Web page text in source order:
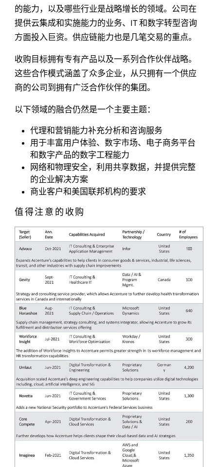
的能力，以及哪些行业是战略增长的领域。公司在
提供云集成和实施能力的业务、IT 和数字转型咨询
方面投入巨资。供应链能力也是几笔交易的重点。
收购目标拥有专有产品以及一系列合作伙伴战略。
这些合作模式涵盖了众多企业，从只拥有一个供应
商的公司到拥有广泛合作伙伴的集团。
以下领域的融合仍然是一个主要主题：
代理和营销能力补充分析和咨询服务
用于丰富用户体验、数字市场、电子商务平台
和数字产品的数字工程能力
网络和物理安全，利用共享数据，并提供完整
的企业解决方案
商业客户和美国联邦机构的要求
值得注意的收购